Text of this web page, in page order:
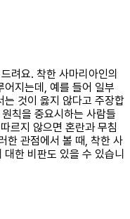
려요. 착한 사마리아인의
어지는데, 예를 들어 일부
것이 옳지 않다고 주장합
칙을 중요시하는 사람들
르지 않으면 혼란과 무침
한 관점에서 볼 때, 착한 사
한 비판도 있을 수 있습니